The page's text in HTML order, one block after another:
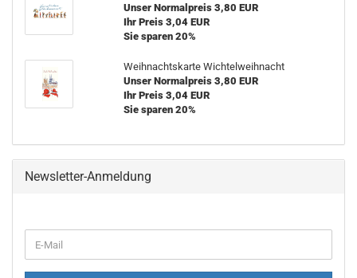
Unser Normalpreis 3,80 EUR
Ihr Preis 3,04 EUR
Sie sparen 20%
Weihnachtskarte Wichtelweihnacht
Unser Normalpreis 3,80 EUR
Ihr Preis 3,04 EUR
Sie sparen 20%
Newsletter-Anmeldung
ZUR
E-
Mail